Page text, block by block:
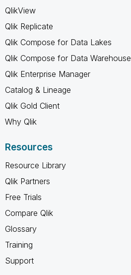
QlikView
Qlik Replicate
Qlik Compose for Data Lakes
Qlik Compose for Data Warehouse
Qlik Enterprise Manager
Catalog & Lineage
Qlik Gold Client
Why Qlik
Resources
Resource Library
Qlik Partners
Free Trials
Compare Qlik
Glossary
Training
Support